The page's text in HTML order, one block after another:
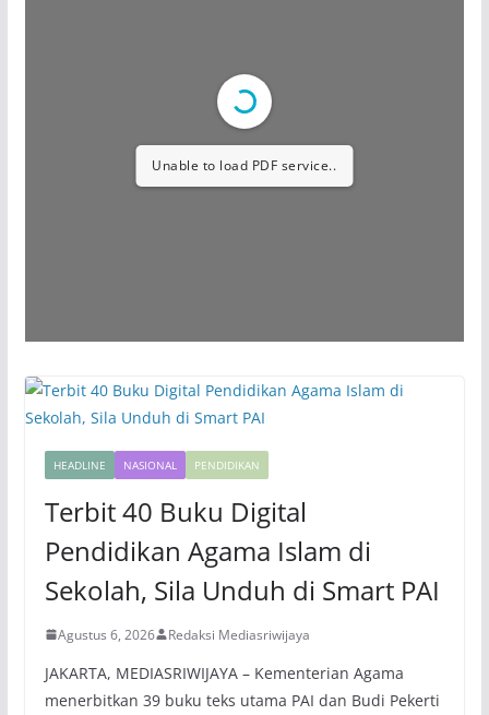
Unable to load PDF service..
HEADLINE NASIONAL PENDIDIKAN
Terbit 40 Buku Digital
Pendidikan Agama Islam di
Sekolah, Sila Unduh di Smart PAI
Agustus 6, 2026 Redaksi Mediasriwijaya
JAKARTA, MEDIASRIWIJAYA – Kementerian Agama
menerbitkan 39 buku teks utama PAI dan Budi Pekerti